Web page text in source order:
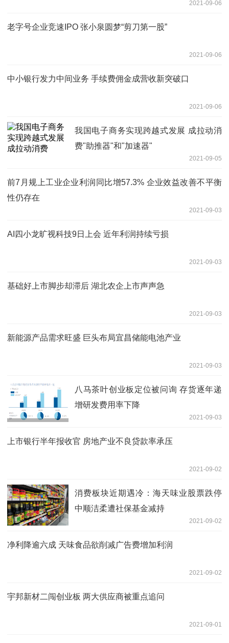
2021-09-06
老字号企业竞速IPO 张小泉圆梦“剪刀第一股”
2021-09-06
中小银行发力中间业务 手续费佣金成营收新突破口
2021-09-06
我国电子商务实现跨越式发展 成拉动消
费"助推器"和"加速器"
2021-09-05
前7月规上工业企业利润同比增57.3% 企业效益改善不平衡
性仍存在
2021-09-03
AI四小龙旷视科技9日上会 近年利润持续亏损
2021-09-03
基础好上市脚步却滞后 湖北农企上市声声急
2021-09-03
新能源产品需求旺盛 巨头布局宜昌储能电池产业
2021-09-03
八马茶叶创业板定位被问询 存货逐年递
增研发费用率下降
2021-09-03
上市银行半年报收官 房地产业不良贷款率承压
2021-09-02
消费板块近期遇冷：海天味业股票跌停
中顺洁柔遭社保基金减持
2021-09-02
净利降逾六成 天味食品欲削减广告费增加利润
2021-09-02
宇邦新材二闯创业板 两大供应商被重点追问
2021-09-01